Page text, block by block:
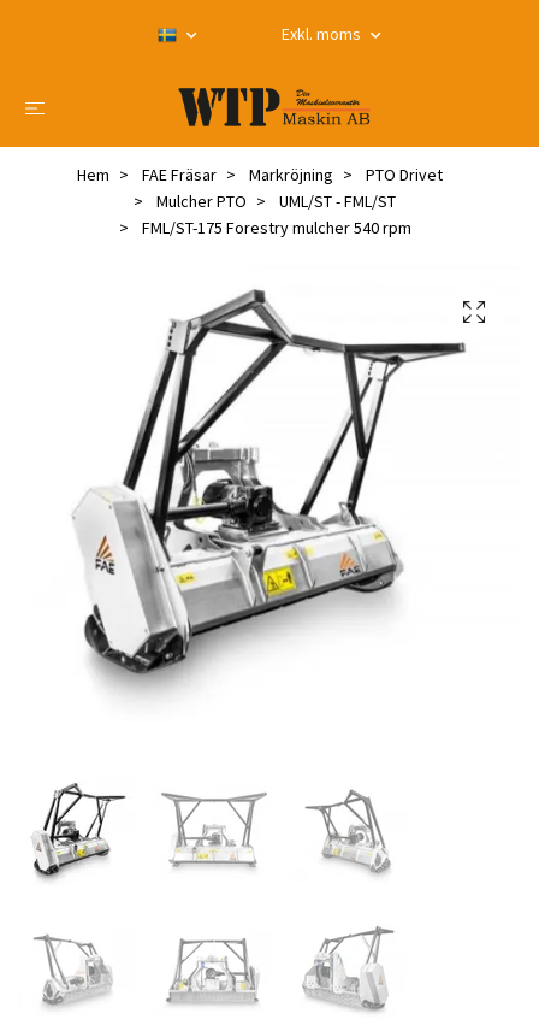
Exkl. moms
Hem FAE Fräsar Markröjning
PTO Drivet
Mulcher PTO
UML/ST - FML/ST
FML/ST-175 Forestry mulcher 540 rpm